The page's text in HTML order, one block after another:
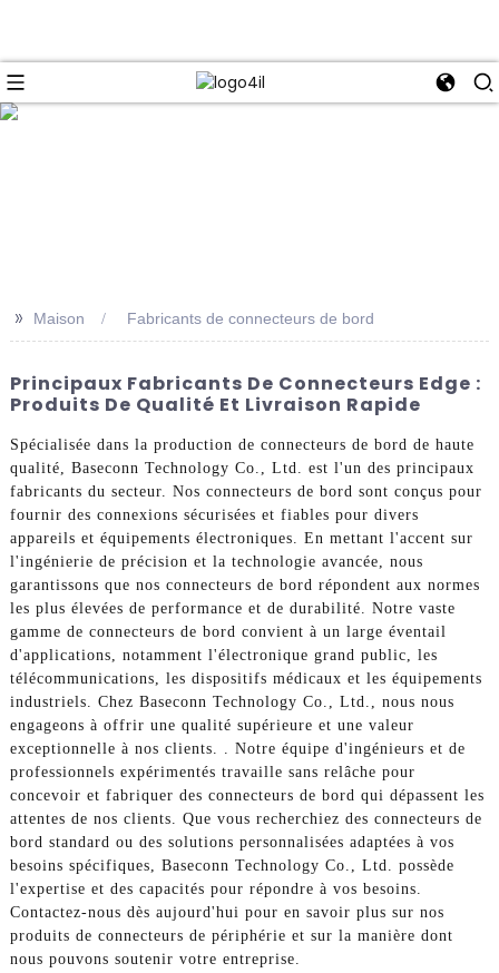
>> Maison Fabricants de connecteurs de bord
Principaux Fabricants De Connecteurs Edge :
Produits De Qualité Et Livraison Rapide
Spécialisée dans la production de connecteurs de bord de haute
qualité, Baseconn Technology Co., Ltd. est l'un des principaux
fabricants du secteur. Nos connecteurs de bord sont conçus pour
fournir des connexions sécurisées et fiables pour divers
appareils et équipements électroniques. En mettant l'accent sur
l'ingénierie de précision et la technologie avancée, nous
garantissons que nos connecteurs de bord répondent aux normes
les plus élevées de performance et de durabilité. Notre vaste
gamme de connecteurs de bord convient à un large éventail
d'applications, notamment l'électronique grand public, les
télécommunications, les dispositifs médicaux et les équipements
industriels. Chez Baseconn Technology Co., Ltd., nous nous
engageons à offrir une qualité supérieure et une valeur
exceptionnelle à nos clients. . Notre équipe d'ingénieurs et de
professionnels expérimentés travaille sans relâche pour
concevoir et fabriquer des connecteurs de bord qui dépassent les
attentes de nos clients. Que vous recherchiez des connecteurs de
bord standard ou des solutions personnalisées adaptées à vos
besoins spécifiques, Baseconn Technology Co., Ltd. possède
l'expertise et des capacités pour répondre à vos besoins.
Contactez-nous dès aujourd'hui pour en savoir plus sur nos
produits de connecteurs de périphérie et sur la manière dont
nous pouvons soutenir votre entreprise.